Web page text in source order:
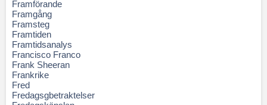
Framförande
Framgång
Framsteg
Framtiden
Framtidsanalys
Francisco Franco
Frank Sheeran
Frankrike
Fred
Fredagsgbetraktelser